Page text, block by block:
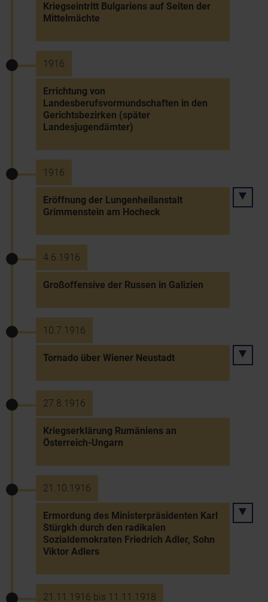
Kriegseintritt Bulgariens auf Seiten der
Mittelmächte
1916
Errichtung von
Landesberufsvormundschaften in den
Gerichtsbezirken (später
Landesjugendämter)
1916
Eröffnung der Lungenheilanstalt
Grimmenstein am Hocheck
4.6.1916
Großoffensive der Russen in Galizien
10.7.1916
Tornado über Wiener Neustadt
27.8.1916
Kriegserklärung Rumäniens an
Österreich-Ungarn
21.10.1916
Ermordung des Ministerpräsidenten Karl
Stürgkh durch den radikalen
Sozialdemokraten Friedrich Adler, Sohn
Viktor Adlers
21.11.1916 bis 11.11.1918